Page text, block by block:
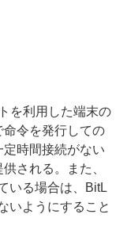
を利用した端末の
令を発行しての
時間接続がない
される。また、
いる場合は、BitL
いようにすること